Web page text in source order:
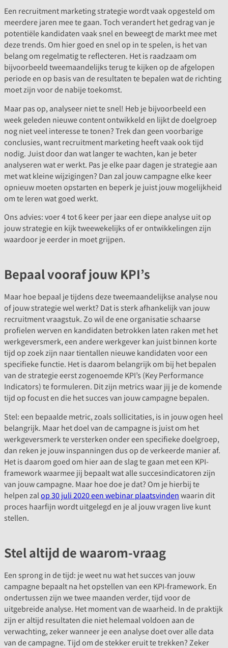
Een recruitment marketing strategie wordt vaak opgesteld om
meerdere jaren mee te gaan. Toch verandert het gedrag van je
potentiële kandidaten vaak snel en beweegt de markt mee met
deze trends. Om hier goed en snel op in te spelen, is het van
belang om regelmatig te reflecteren. Het is raadzaam om
bijvoorbeeld tweemaandelijks terug te kijken op de afgelopen
periode en op basis van de resultaten te bepalen wat de richting
moet zijn voor de nabije toekomst.
Maar pas op, analyseer niet te snel! Heb je bijvoorbeeld een
week geleden nieuwe content ontwikkeld en lijkt de doelgroep
nog niet veel interesse te tonen? Trek dan geen voorbarige
conclusies, want recruitment marketing heeft vaak ook tijd
nodig. Juist door dan wat langer te wachten, kan je beter
analyseren wat er werkt. Pas je elke paar dagen je strategie aan
met wat kleine wijzigingen? Dan zal jouw campagne elke keer
opnieuw moeten opstarten en beperk je juist jouw mogelijkheid
om te leren wat goed werkt.
Ons advies: voer 4 tot 6 keer per jaar een diepe analyse uit op
jouw strategie en kijk tweewekelijks of er ontwikkelingen zijn
waardoor je eerder in moet grijpen.
Bepaal vooraf jouw KPI’s
Maar hoe bepaal je tijdens deze tweemaandelijkse analyse nou
of jouw strategie wel werkt? Dat is sterk afhankelijk van jouw
recruitment vraagstuk. Zo wil de ene organisatie schaarse
profielen werven en kandidaten betrokken laten raken met het
werkgeversmerk, een andere werkgever kan juist binnen korte
tijd op zoek zijn naar tientallen nieuwe kandidaten voor een
specifieke functie. Het is daarom belangrijk om bij het bepalen
van de strategie eerst zogenoemde KPI’s (Key Performance
Indicators) te formuleren. Dit zijn metrics waar jij je de komende
tijd op focust en die het succes van jouw campagne bepalen.
Stel: een bepaalde metric, zoals sollicitaties, is in jouw ogen heel
belangrijk. Maar het doel van de campagne is juist om het
werkgeversmerk te versterken onder een specifieke doelgroep,
dan reken je jouw inspanningen dus op de verkeerde manier af.
Het is daarom goed om hier aan de slag te gaan met een KPI-
framework waarmee jij bepaalt wat alle succesindicatoren zijn
van jouw campagne. Maar hoe doe je dat? Om je hierbij te
helpen zalop 30 juli 2020 een webinar plaatsvindenwaarin dit
proces haarfijn wordt uitgelegd en je al jouw vragen live kunt
stellen.
Stel altijd de waarom-vraag
Een sprong in de tijd: je weet nu wat het succes van jouw
campagne bepaalt na het opstellen van een KPI-framework. En
ondertussen zijn we twee maanden verder, tijd voor de
uitgebreide analyse. Het moment van de waarheid. In de praktijk
zijn er altijd resultaten die niet helemaal voldoen aan de
verwachting, zeker wanneer je een analyse doet over alle data
van de campagne. Tijd om de stekker eruit te trekken? Zeker